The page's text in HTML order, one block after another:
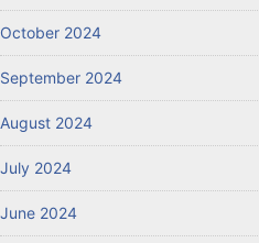
October 2024
September 2024
August 2024
July 2024
June 2024